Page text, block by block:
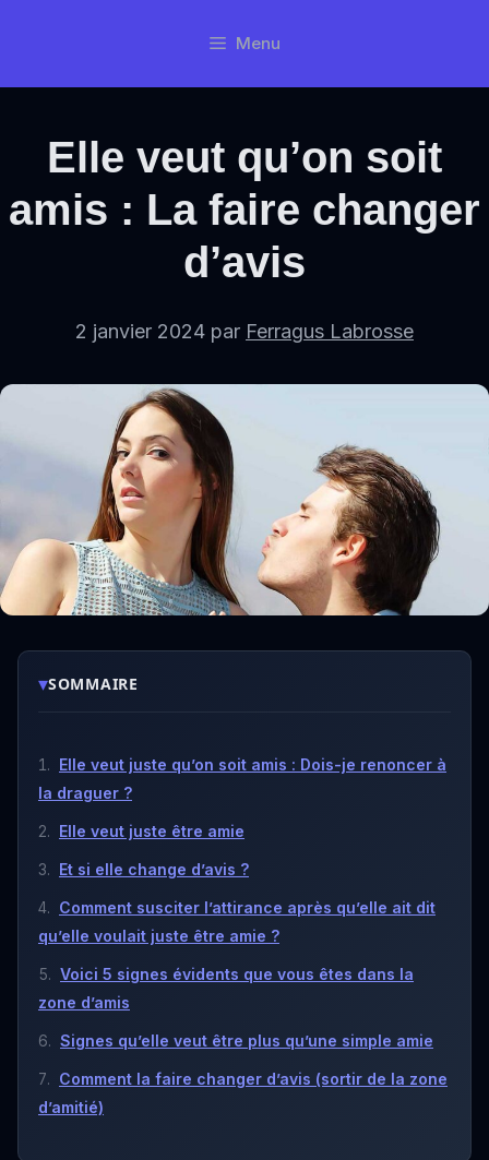
Menu
Elle veut qu’on soit
amis : La faire changer
d’avis
2 janvier 2024 par Ferragus Labrosse
▾SOMMAIRE
Elle veut juste qu’on soit amis : Dois-je renoncer à
la draguer ?
Elle veut juste être amie
Et si elle change d’avis ?
Comment susciter l’attirance après qu’elle ait dit
qu’elle voulait juste être amie ?
Voici 5 signes évidents que vous êtes dans la
zone d’amis
Signes qu’elle veut être plus qu’une simple amie
Comment la faire changer d’avis (sortir de la zone
d’amitié)